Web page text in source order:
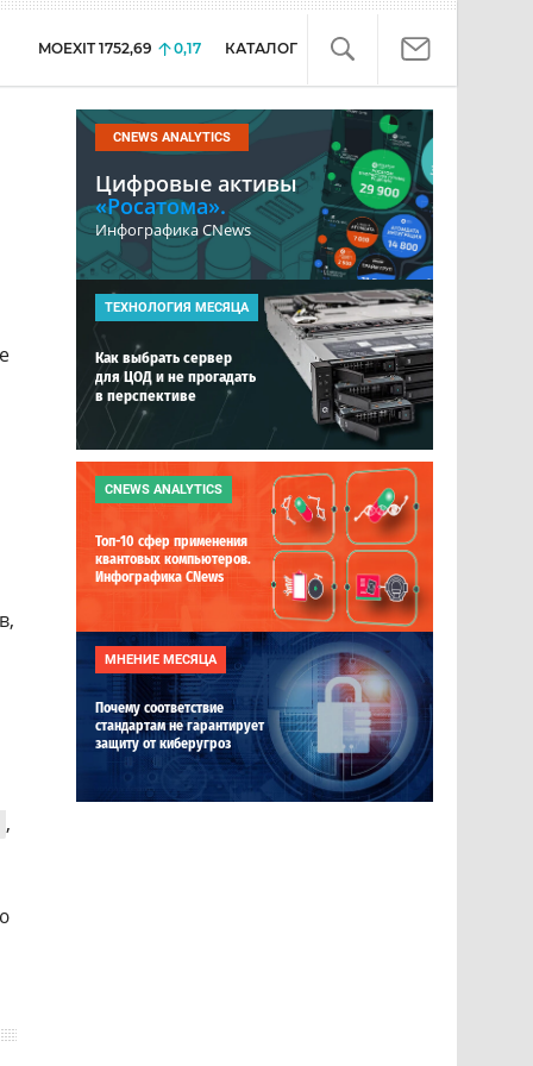
MOEXIT 1752,69 0,17 КАТАЛОГ
,
CNEWS ANALYTICS
Цифровые активы
«Росатома».
Инфографика CNews
ТЕХНОЛОГИЯ МЕСЯЦА
Как выбрать сервер
для ЦОД и не прогадать
в перспективе
CNEWS ANALYTICS
Топ-10 сфер применения
квантовых компьютеров.
Инфографика CNews
МНЕНИЕ МЕСЯЦА
Почему соответствие
стандартам не гарантирует
защиту от киберугроз